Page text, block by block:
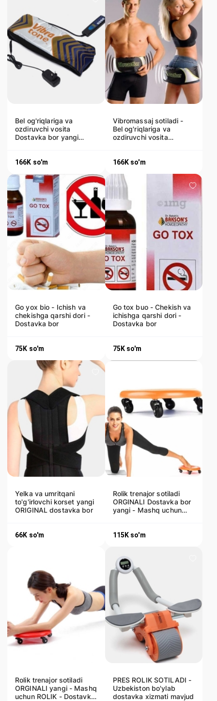
Bel og'riqlariga va
ozdiruvchi vosita
Dostavka bor yangi
166K so'm
Vibromassaj sotiladi -
Bel og'riqlariga va
ozdiruvchi vosita
166K so'm
Go yox bio - Ichish va
chekishga qarshi dori -
Dostavka bor
75K so'm
Go tox buo - Chekish va
ichishga qarshi dori -
Dostavka bor
75K so'm
Yelka va umritqani
to'g'irlovchi korset yangi
ORIGINAL dostavka bor
66K so'm
Rolik trenajor sotiladi
ORGINALI Dostavka bor
yangi - Mashq uchun
115K so'm
Rolik trenajor sotiladi
ORGINALI yangi - Mashq
uchun ROLIK - Dostavka
PRES ROLIK SOTILADI -
Uzbekiston bo'ylab
dostavka xizmati mavjud